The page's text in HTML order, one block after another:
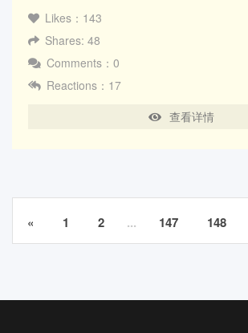
Likes：143
Shares: 48
Comments：0
Reactions：17
查看详情
« 1 2 ... 147 148